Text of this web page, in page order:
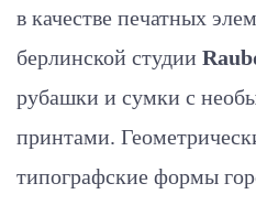
в качестве печатных
берлинской студии
рубашки и сумки с
принтами.
типографские формы